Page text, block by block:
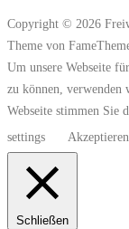
Copyright © 2026
Theme von
Um unsere Webseite
zu können,
Webseite stimmen Sie
settings
Akzeptieren
Schließen